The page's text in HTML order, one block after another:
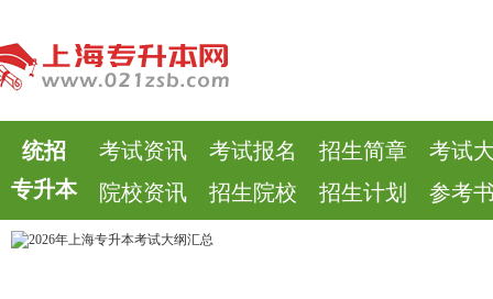
统招
专升本
考试资讯 考试报名 招生简章
考试
院校资讯
招生院校 招生计划 参考